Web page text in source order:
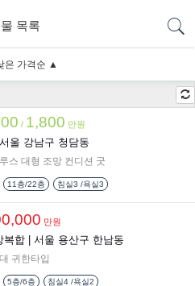
목록
은 가격순 ▲
/ 1,800 만원
서울 강남구 청담동
스 대형 조망 컨디션 굿
11층/22층 침실3 /욕실3
만원
복합 | 서울 용산구 한남동
귀한타입
5층/6층 침실4 /욕실2